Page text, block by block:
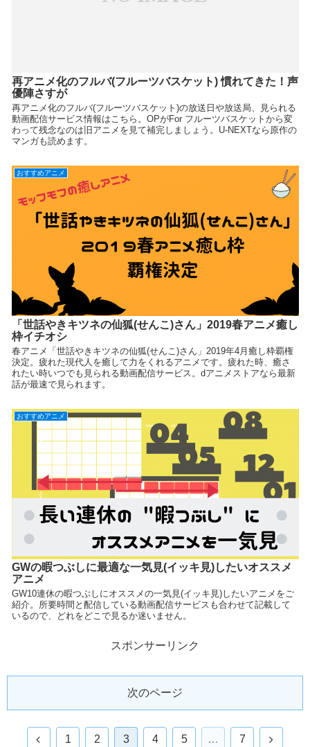
再アニメ化のフルバ(フルーツバスケット) 慣れてきた！声
優陣さすが
再アニメ化のフルバ(フルーツバスケット)の放送日や放送局、見られる
動画配信サービス情報はこちら。OPがFor フルーツバスケットから変
わって残念なのは旧アニメを見て補完しましょう。U-NEXTなら原作の
マンガも読めます。
おすすめアニメ
「世話やきキツネの仙狐(せんこ)さん」2019春アニメ癒し
枠イチオシ
春アニメ「世話やきキツネの仙狐(せんこ)さん」2019年4月癒し枠覇権
決定。疲れた現代人を癒して力をくれるアニメです。疲れた時、癒さ
れたい時いつでも見られる動画配信サービス。dアニメストアなら最新
話が最速で見られます。
おすすめアニメ
GWの暇つぶしに最適な一気見(イッキ見)したいオススメ
アニメ
GW10連休の暇つぶしにオススメの一気見(イッキ見)したいアニメをご
紹介。所要時間と配信している動画配信サービスも合わせて記載して
いるので、どれをどこで見るか迷いません。
スポンサーリンク
次のページ
1 2 3 4 5 … 7